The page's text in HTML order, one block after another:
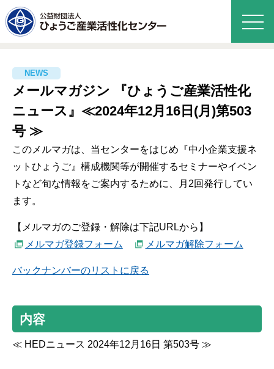
メールマガジン 『ひょうご産業活性化
ニュース』≪2024年12月16日(月)第503
号 ≫
このメルマガは、当センターをはじめ『中小企業支援ネ
ットひょうご』構成機関等が開催するセミナーやイベン
トなど旬な情報をご案内するために、月2回発行してい
ます。
【メルマガのご登録・解除は下記URLから】
メルマガ登録フォーム
メルマガ解除フォーム
バックナンバーのリストに戻る
内容
≪ HEDニュース 2024年12月16日 第503号 ≫